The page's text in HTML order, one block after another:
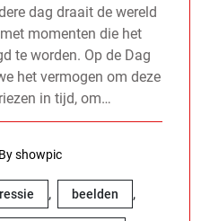
dag draait de wereld
momenten die het
te worden. Op de Dag
het vermogen om deze
in tijd, om…
By showpic
, beelden ,